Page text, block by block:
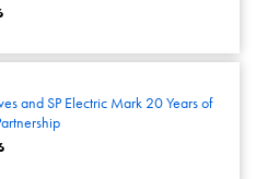
and SP Electric Mark 20 Years of